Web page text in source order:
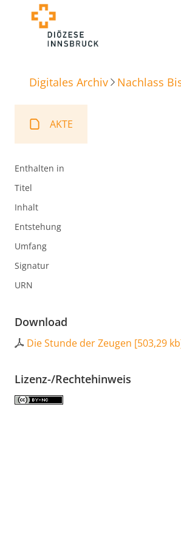
Digitales Archiv Nachlass
AKTE
Enthalten in
Titel
Inhalt
Entstehung
Umfang
Signatur
URN
Download
Die Stunde der Zeugen [503,29 kb
Lizenz-/Rechtehinweis